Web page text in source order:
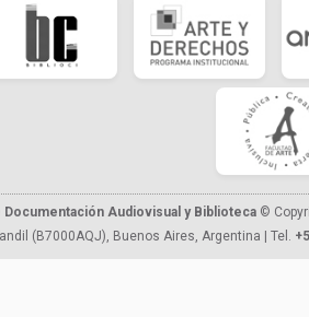
Documentación Audiovisual y Biblioteca ©
(B7000AQJ), Buenos Aires, Argentina | Tel.